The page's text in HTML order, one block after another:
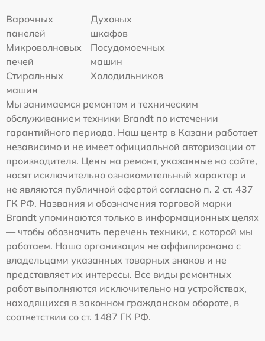
Варочных
панелей
Духовых
шкафов
Микроволновых
печей
Посудомоечных
машин
Стиральных
машин
Холодильников
Мы занимаемся ремонтом и техническим
обслуживанием техники Brandt по истечении
гарантийного периода. Наш центр в Казани работает
независимо и не имеет официальной авторизации от
производителя. Цены на ремонт, указанные на сайте,
носят исключительно ознакомительный характер и
не являются публичной офертой согласно п. 2 ст. 437
ГК РФ. Названия и обозначения торговой марки
Brandt упоминаются только в информационных целях
— чтобы обозначить перечень техники, с которой мы
работаем. Наша организация не аффилирована с
владельцами указанных товарных знаков и не
представляет их интересы. Все виды ремонтных
работ выполняются исключительно на устройствах,
находящихся в законном гражданском обороте, в
соответствии со ст. 1487 ГК РФ.